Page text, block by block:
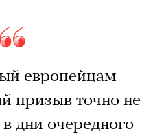
европейцам
призыв точно не
дни очередного